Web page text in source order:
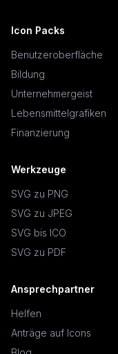
Icon Packs
Benutzeroberfläche
Bildung
Unternehmergeist
Lebensmittelgrafiken
Finanzierung
Werkzeuge
SVG zu PNG
SVG zu JPEG
SVG bis ICO
SVG zu PDF
Ansprechpartner
Helfen
Anträge auf Icons